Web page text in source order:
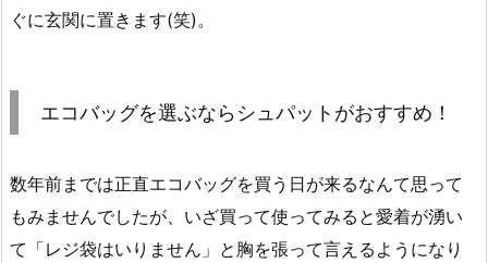
ぐに玄関に置きます(笑)。
エコバッグを選ぶならシュパットがおすすめ！
数年前までは正直エコバッグを買う日が来るなんて思って
もみませんでしたが、いざ買って使ってみると愛着が湧い
て「レジ袋はいりません」と胸を張って言えるようになり